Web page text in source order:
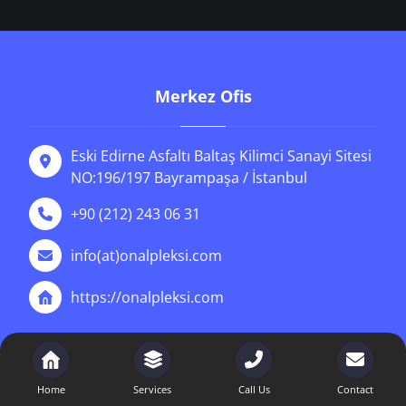
Merkez Ofis
Eski Edirne Asfaltı Baltaş Kilimci Sanayi Sitesi
NO:196/197 Bayrampaşa / İstanbul
+90 (212) 243 06 31
info(at)onalpleksi.com
https://onalpleksi.com
Home Services Call Us Contact